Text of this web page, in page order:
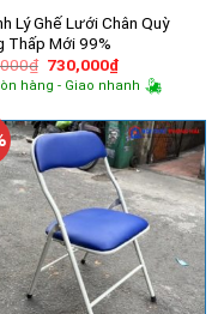
Lý Ghế Lưới Chân Quỳ
Thấp Mới 99%
₫ Giá
gốc
là:
730,000₫Giá
hiện
tại
730,000₫.
hàng - Giao nhanh